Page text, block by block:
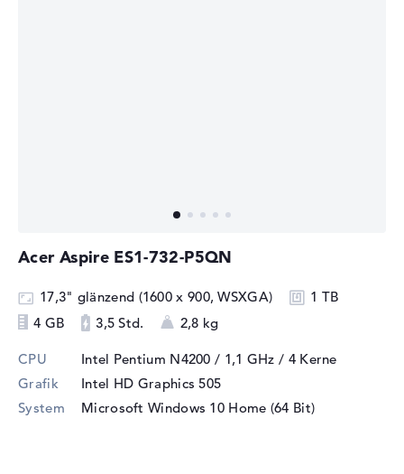
Acer Aspire ES1-732-P5QN
17,3" glänzend (1600 x 900, WSXGA)
1 TB
4 GB
3,5 Std. 2,8 kg
CPU Intel Pentium N4200 / 1,1 GHz / 4 Kerne
Grafik
Intel HD Graphics 505
System
Microsoft Windows 10 Home (64 Bit)